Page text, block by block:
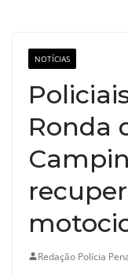
NOTÍCIAS
Ronda
Redação Polícia